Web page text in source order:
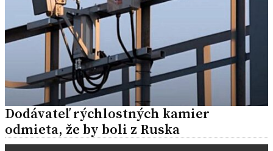
Dodávateľ rýchlostných kamier
odmieta, že by boli z Ruska